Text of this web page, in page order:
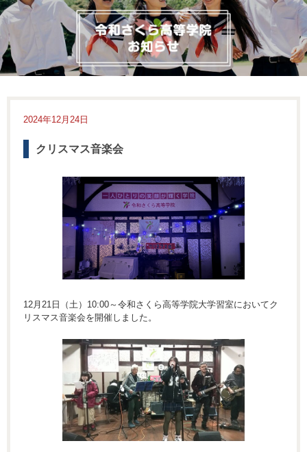
2024年12月24日
クリスマス音楽会
12月21日（土）10:00～令和さくら高等学院大学習室においてク
リスマス音楽会を開催しました。